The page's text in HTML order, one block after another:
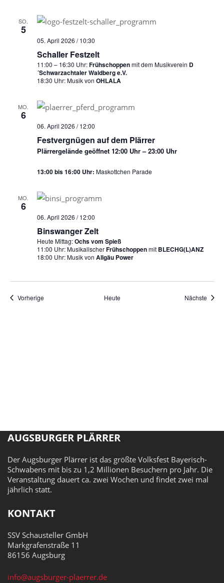
SO.
5
Schaller Festzelt
05. April 2026 / 10:30
11:00 – 16:30 Uhr:Frühschoppenmit dem Musikverein D
´Schwarzachtaler Waldberg e.V.
18:30 Uhr: Musik von OHLALA
MO.
6
Festvergnügen auf dem Plärrer
06. April 2026 / 12:00
Plärrergelände geöffnet 12:00 Uhr – 23:00 Uhr
13:00 bis 16:00 Uhr: Maskottchen Parade
MO.
6
Binswanger Zelt
06. April 2026 / 12:00
Heute Mittag:Ochs vom Spieß
11:00 Uhr: MusikalischerFrühschoppenmit BLECHG(L)ANZ
18:00 Uhr: Musik von Allgäu Power
VorherigeVeranstaltungen Heute Nächste
AUGSBURGER PLÄRRER
Der Augsburger Plärrer ist das größte Volksfest Bayerisch-
Schwabens mit bis zu 1,2 Millionen Besuchern pro Jahr. Die
Veranstaltung dauert ca. zwei Wochen und findet zwei mal
jährlich statt.
KONTAKT
SSV Schausteller GmbH
Markgrafenstraße 11
86156 Augsburg
info@augsburger-plaerrer.de